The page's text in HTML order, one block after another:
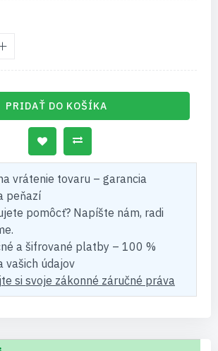
PRIDAŤ DO KOŠÍKA
vrátenie tovaru – garancia
peňazí
pomôcť? Napíšte nám, radi
a šifrované platby – 100 %
vašich údajov
si svoje zákonné záručné práva